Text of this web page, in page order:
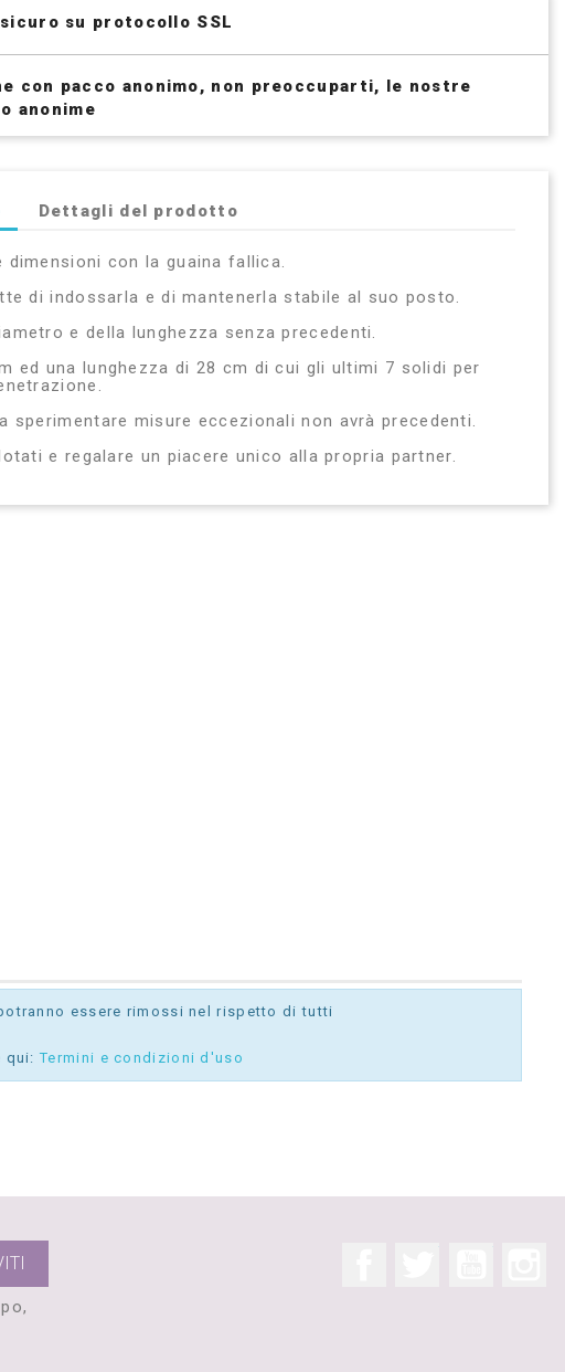
su protocollo SSL
con pacco anonimo, non preoccuparti, le nostre
anonime
Dettagli del prodotto
dimensioni con la guaina fallica.
di indossarla e di mantenerla stabile al suo posto.
e della lunghezza senza precedenti.
ed una lunghezza di 28 cm di cui gli ultimi 7 solidi per
sperimentare misure eccezionali non avrà precedenti.
e regalare un piacere unico alla propria partner.
essere rimossi nel rispetto di tutti
qui:Termini e condizioni d'uso
Facebook